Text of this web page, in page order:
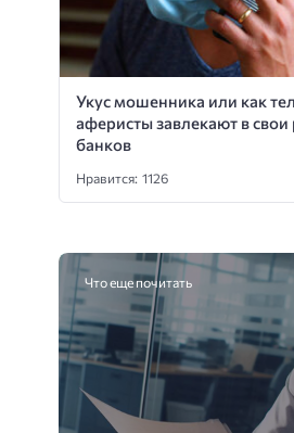
Укус мошенника или как
аферисты завлекают в
банков
Нравится: 1126
Что еще почитать